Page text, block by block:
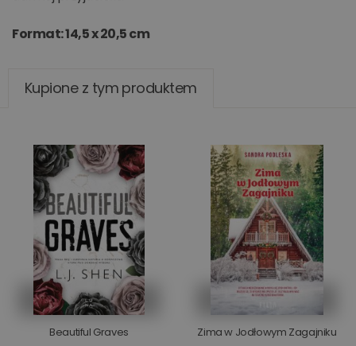
Format: 14,5 x 20,5 cm
Kupione z tym produktem
Beautiful Graves Zima w Jodłowym Zagajniku